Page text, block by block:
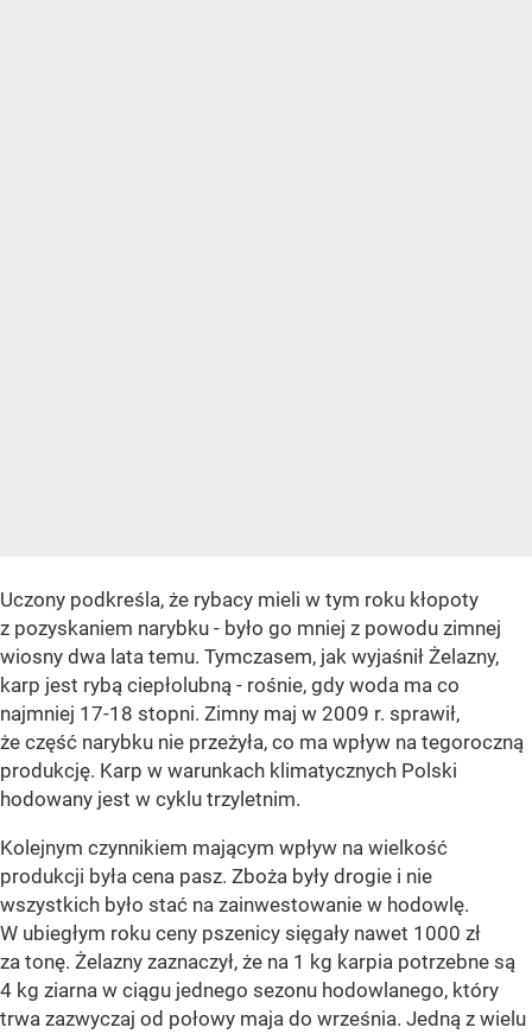
Uczony podkreśla, że rybacy mieli w tym roku kłopoty
z pozyskaniem narybku - było go mniej z powodu zimnej
wiosny dwa lata temu. Tymczasem, jak wyjaśnił Żelazny,
karp jest rybą ciepłolubną - rośnie, gdy woda ma co
najmniej 17-18 stopni. Zimny maj w 2009 r. sprawił,
że część narybku nie przeżyła, co ma wpływ na tegoroczną
produkcję. Karp w warunkach klimatycznych Polski
hodowany jest w cyklu trzyletnim.
Kolejnym czynnikiem mającym wpływ na wielkość
produkcji była cena pasz. Zboża były drogie i nie
wszystkich było stać na zainwestowanie w hodowlę.
W ubiegłym roku ceny pszenicy sięgały nawet 1000 zł
za tonę. Żelazny zaznaczył, że na 1 kg karpia potrzebne są
4 kg ziarna w ciągu jednego sezonu hodowlanego, który
trwa zazwyczaj od połowy maja do września. Jedną z wielu